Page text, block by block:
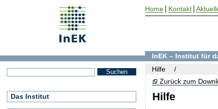
Hilfe
Zurück zum
InEK – Institut für
Hilfe
Das Institut
Home Kontakt